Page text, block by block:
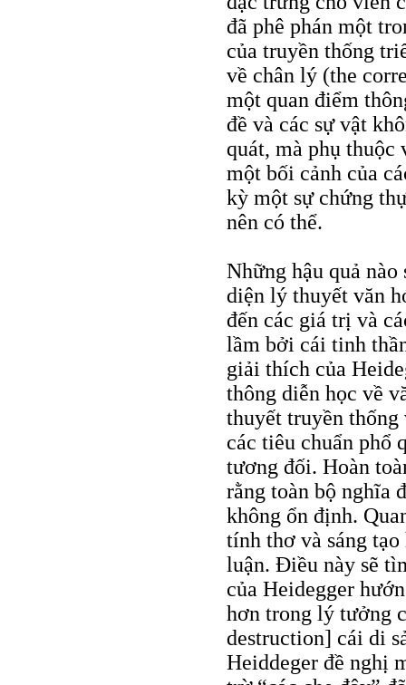
đã phê phán một
của truyền thống
về chân lý (the
một quan điểm
đề và các sự vật
quát, mà phụ
một bối cảnh của
kỳ một sự chứng
nên có thể.
Những hậu quả
diện lý thuyết văn
đến các giá trị và
lầm bởi cái tinh
giải thích của
thông diễn học về
thuyết truyền thống
các tiêu chuẩn phổ
tương đối. Hoàn
rằng toàn bộ nghĩa
không ổn định.
tính thơ và sáng
luận. Điều này sẽ
của Heidegger
hơn trong lý tưởng
destruction] cái di
Heiddeger đề nghị